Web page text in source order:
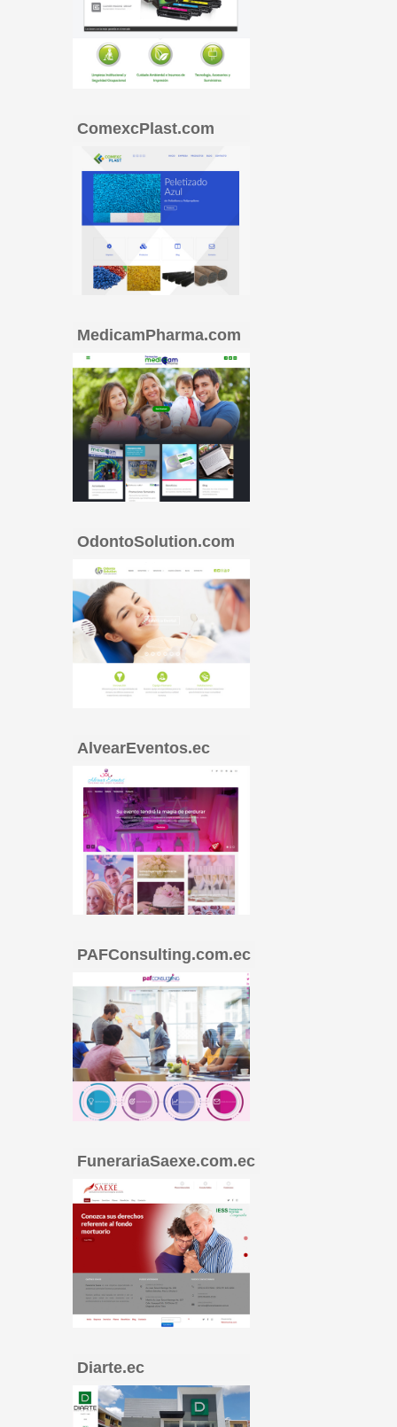
ComexcPlast.com
MedicamPharma.com
OdontoSolution.com
AlvearEventos.ec
PAFConsulting.com.ec
FunerariaSaexe.com.ec
Diarte.ec